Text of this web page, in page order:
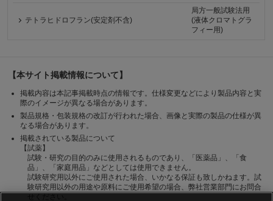
テトラヒドロフラン(安定剤不含)
局方一般試験法用
(液体クロマトグラ
フィー用)
【本サイト掲載情報について】
掲載内容は本記事掲載時点の情報です。仕様変更などにより製品内容と実
際のイメージが異なる場合があります。
製品規格・包装規格の改訂が行われた場合、画像と実際の製品の仕様が異
なる場合があります。
掲載されている製品について
【試薬】
試験・研究の目的のみに使用されるものであり、「医薬品」、「食
品」、「家庭用品」などとしては使用できません。
試験研究用以外にご使用された場合、いかなる保証も致しかねます。試
験研究用以外の用途や原料にご使用希望の場合、弊社営業部門にお問合